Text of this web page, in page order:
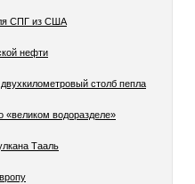
СПГ из США
нефти
столб пепла
«великом водоразделе»
Тааль